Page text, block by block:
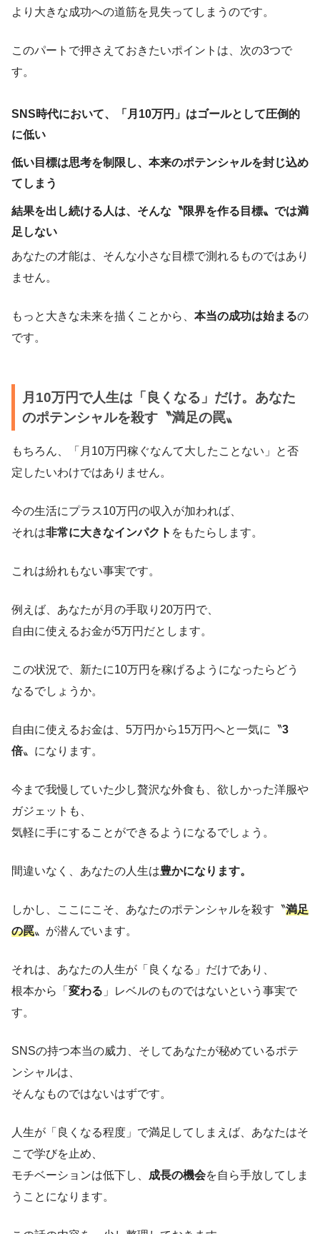
より大きな成功への道筋を見失ってしまうのです。
このパートで押さえておきたいポイントは、次の3つで
す。
SNS時代において、「月10万円」はゴールとして圧倒的
に低い
低い目標は思考を制限し、本来のポテンシャルを封じ込め
てしまう
結果を出し続ける人は、そんな〝限界を作る目標〟では満
足しない
あなたの才能は、そんな小さな目標で測れるものではあり
ません。
もっと大きな未来を描くことから、 本当の成功は始まるの
です。
月10万円で人生は「良くなる」だけ。あなた
のポテンシャルを殺す〝満足の罠〟
もちろん、「月10万円稼ぐなんて大したことない」と否
定したいわけではありません。
今の生活にプラス10万円の収入が加われば、
それは非常に大きなインパクト をもたらします。
これは紛れもない事実です。
例えば、あなたが月の手取り20万円で、
自由に使えるお金が5万円だとします。
この状況で、新たに10万円を稼げるようになったらどう
なるでしょうか。
自由に使えるお金は、5万円から15万円へと一気に〝3
倍〟になります。
今まで我慢していた少し贅沢な外食も、欲しかった洋服や
ガジェットも、
気軽に手にすることができるようになるでしょう。
間違いなく、あなたの人生は豊かになります。
しかし、ここにこそ、あなたのポテンシャルを殺す〝満足
の罠〟が潜んでいます。
それは、あなたの人生が「良くなる」だけであり、
根本から「 変わる 」レベルのものではないという事実で
す。
SNSの持つ本当の威力、そしてあなたが秘めているポテ
ンシャルは、
そんなものではないはずです。
人生が「良くなる程度」で満足してしまえば、あなたはそ
こで学びを止め、
モチベーションは低下し、 成長の機会を自ら手放してしま
うことになります。